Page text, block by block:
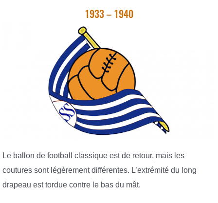
1933 – 1940
Le ballon de football classique est de retour, mais les
coutures sont légèrement différentes. L’extrémité du long
drapeau est tordue contre le bas du mât.